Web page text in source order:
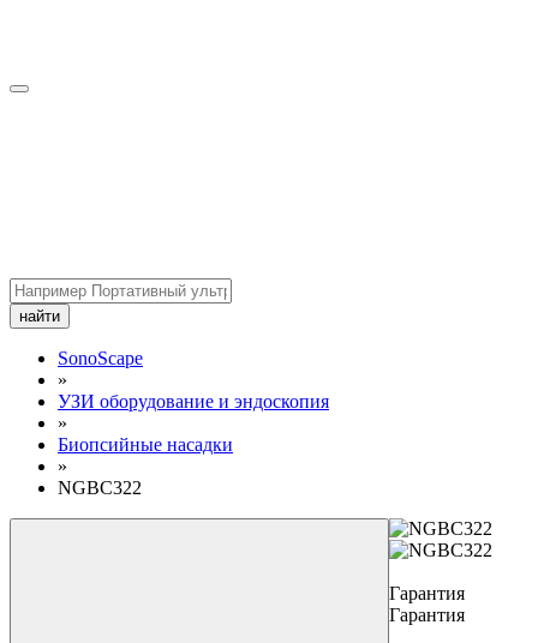
найти
SonoScape
»
УЗИ оборудование и эндоскопия
»
Биопсийные насадки
»
NGBC322
Гарантия
Гарантия